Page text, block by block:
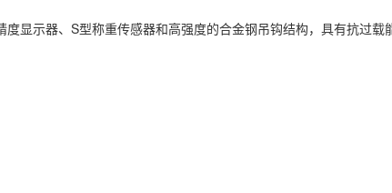
显示器、S型称重传感器和高强度的合金钢吊钩结构，具有抗过载